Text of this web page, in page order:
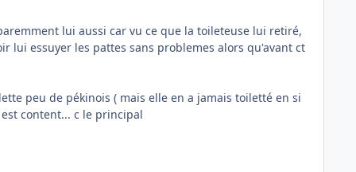
lui aussi car vu ce que la toileteuse lui retiré,
lui essuyer les pattes sans problemes alors qu'avant ct
peu de pékinois ( mais elle en a jamais toiletté en si
content... c le principal